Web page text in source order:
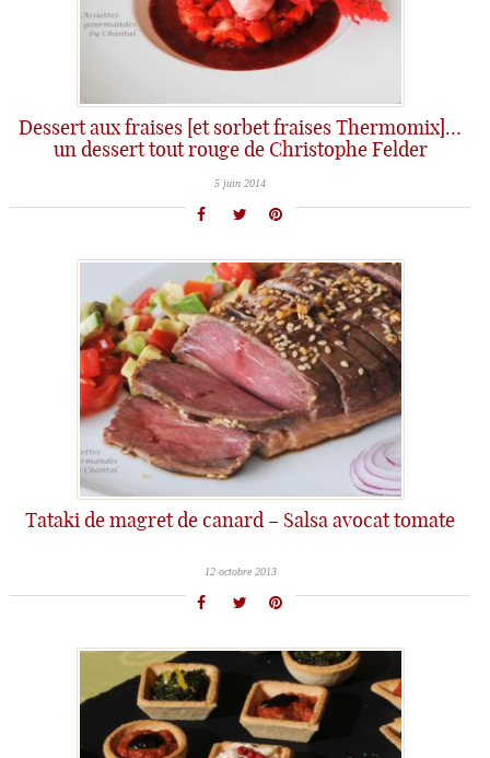
Dessert aux fraises [et sorbet fraises Thermomix]…
un dessert tout rouge de Christophe Felder
5 juin 2014
Tataki de magret de canard – Salsa avocat tomate
12 octobre 2013